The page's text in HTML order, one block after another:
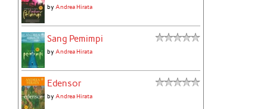
by Andrea Hirata
Sang Pemimpi
by Andrea Hirata
Edensor
by Andrea Hirata